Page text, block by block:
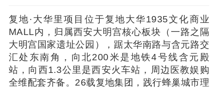
复地·大华里项目位于复地大华1935文化商业
MALL内，归属西安大明宫核心板块（一路之隔
大明宫国家遗址公园），踞太华南路与含元路交
汇处东南角，向北200米是地铁4号线含元殿
站，向西1.3公里是西安火车站，周边医教娱购
全维配套齐备。26载复地集团，践行蜂巢城市理